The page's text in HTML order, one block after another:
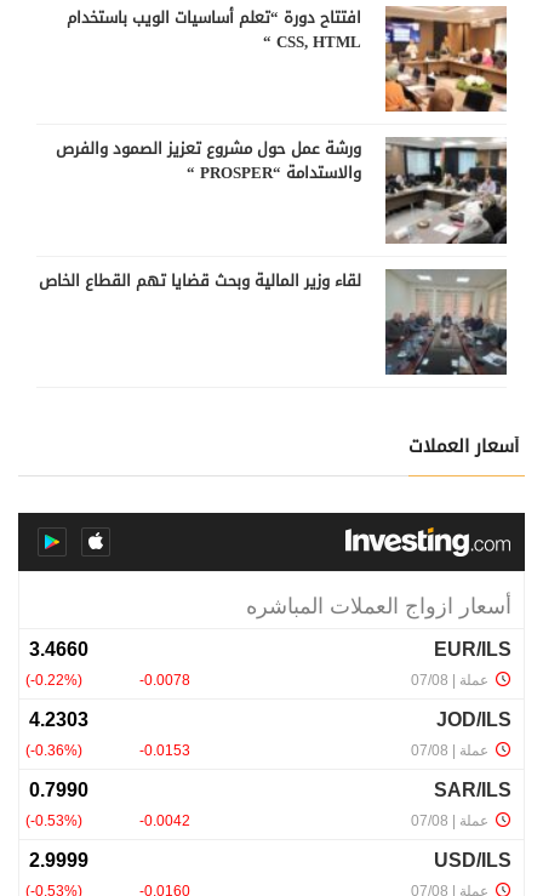
افتتاح دورة “تعلم أساسيات الويب باستخدام
CSS, HTML “
ورشة عمل حول مشروع تعزيز الصمود والفرص
والاستدامة “PROSPER “
لقاء وزير المالية وبحث قضايا تهم القطاع الخاص
أسعار العملات